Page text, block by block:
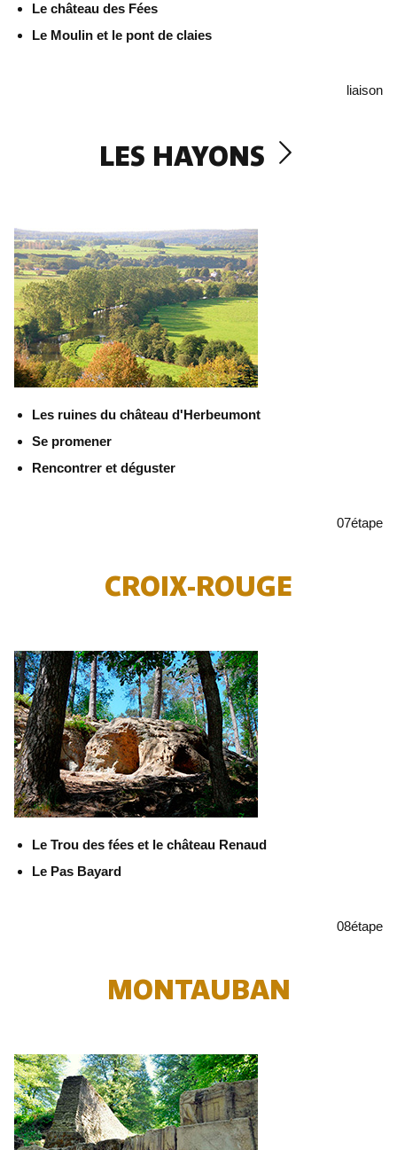
Le château des Fées
Le Moulin et le pont de claies
liaison
LES HAYONS
Les ruines du château d'Herbeumont
Se promener
Rencontrer et déguster
07étape
CROIX-ROUGE
Le Trou des fées et le château Renaud
Le Pas Bayard
08étape
MONTAUBAN